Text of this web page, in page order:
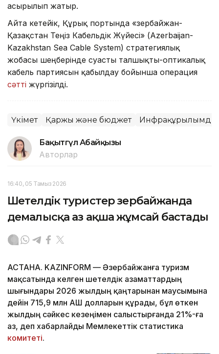
асырылып жатыр.
Айта кетейік, Құрық портында «Әзербайжан-
Қазақстан Теңіз Кабельдік Жүйесі» (Azerbaijan-
Kazakhstan Sea Cable System) стратегиялық
жобасы шеңберінде суасты талшықты-оптикалық
кабель партиясын қабылдау бойынша операция
сәтті жүргізілді.
Үкімет Қаржы және бюджет
Бақытгүл Абайқызы
Авторлар
16:40, 05 Тамыз 2026
Шетелдік туристер Әзербайжанда
демалысқа аз ақша жұмсай бастады
АСТАНА. KAZINFORM — Әзербайжанға туризм
мақсатында келген шетелдік азаматтардың
шығындары 2026 жылдың қаңтарынан маусымына
дейін 715,9 млн АҚШ долларын құрады, бұл өткен
жылдың сәйкес кезеңімен салыстырғанда 21%-ға
аз, деп хабарлайды Мемлекеттік статистика
комитеті.